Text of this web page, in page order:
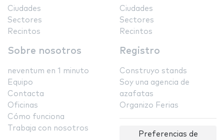
Ciudades
Sectores
Recintos
Ciudades
Sectores
Recintos
Sobre nosotros
neventum en 1 minuto
Equipo
Contacta
Oficinas
Cómo funciona
Trabaja con nosotros
Registro
Construyo stands
Soy una agencia de
azafatas
Organizo Ferias
Preferencias de